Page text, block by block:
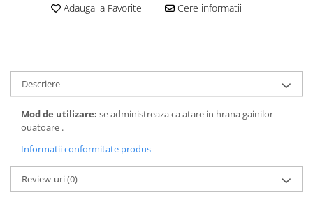
Bioactivatori fose septice
Motocositori si Trimmere
Motopompe
Motounelte si ferastraie electrice
tuns gard viu
Piese motocositoare si fire
Lanturi de drujba
Adauga la Favorite Cere informatii
Descriere
Mod de utilizare: se administreaza ca atare in hrana gainilor
ouatoare .
Informatii conformitate produs
Review-uri(0)